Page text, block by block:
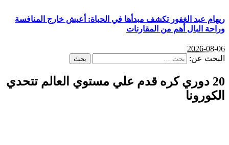
ريهام عبد الغفور تكشف مبدأها في الحياة: أعيش خارج المنافسة
وراحة البال أهم من المقارنات
2026-08-06
البحث عن:
20 دوري كره قدم علي مستوي العالم تتحدي
الكورونا